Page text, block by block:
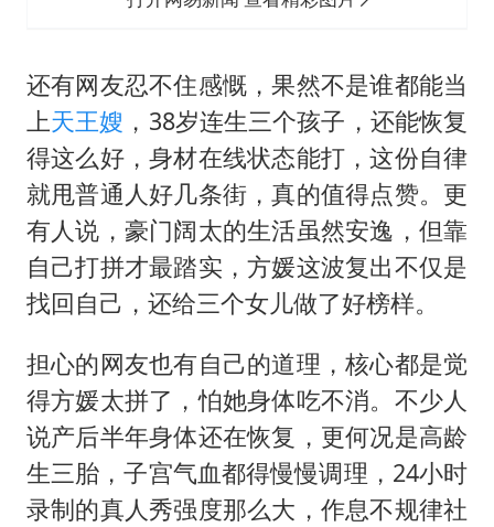
还有网友忍不住感慨，果然不是谁都能当
上天王嫂 ，38岁连生三个孩子，还能恢复
得这么好，身材在线状态能打，这份自律
就甩普通人好几条街，真的值得点赞。更
有人说，豪门阔太的生活虽然安逸，但靠
自己打拼才最踏实，方媛这波复出不仅是
找回自己，还给三个女儿做了好榜样。
担心的网友也有自己的道理，核心都是觉
得方媛太拼了，怕她身体吃不消。不少人
说产后半年身体还在恢复，更何况是高龄
生三胎，子宫气血都得慢慢调理，24小时
录制的真人秀强度那么大，作息不规律社